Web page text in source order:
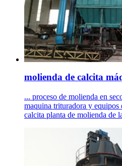
molienda de calcita
... proceso de molienda en
maquina trituradora y equipos
calcita planta de molienda de